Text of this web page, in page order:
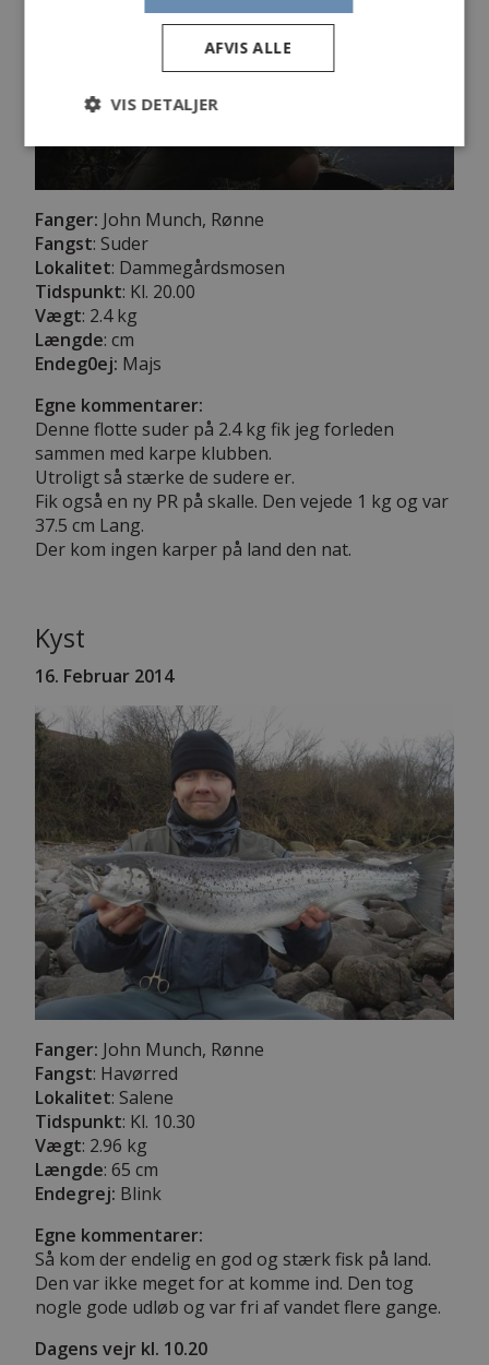
Fanger: John Munch, Rønne
Fangst: Suder
Lokalitet: Dammegårdsmosen
Tidspunkt: Kl. 20.00
Vægt: 2.4 kg
Længde: cm
Endeg0ej: Majs
Egne kommentarer:
Denne flotte suder på 2.4 kg fik jeg forleden
sammen med karpe klubben.
Utroligt så stærke de sudere er.
Fik også en ny PR på skalle. Den vejede 1 kg og var
37.5 cm Lang.
Der kom ingen karper på land den nat.
Kyst
16. Februar 2014
Fanger: John Munch, Rønne
Fangst: Havørred
Lokalitet: Salene
Tidspunkt: Kl. 10.30
Vægt: 2.96 kg
Længde: 65 cm
Endegrej: Blink
Egne kommentarer:
Så kom der endelig en god og stærk fisk på land.
Den var ikke meget for at komme ind. Den tog
nogle gode udløb og var fri af vandet flere gange.
Dagens vejr kl. 10.20
AFVIS ALLE
VIS DETALJER